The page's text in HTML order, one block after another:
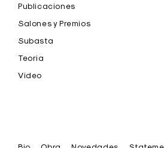
Publicaciones
Salones y Premios
Subasta
Teoria
Video